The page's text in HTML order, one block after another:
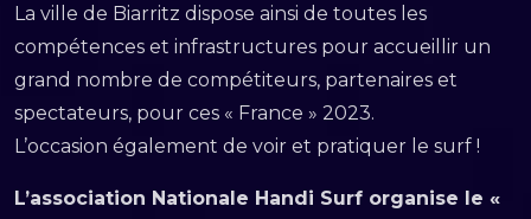
La ville de Biarritz dispose ainsi de toutes les
compétences et infrastructures pour accueillir un
grand nombre de compétiteurs, partenaires et
spectateurs, pour ces « France » 2023.
L’occasion également de voir et pratiquer le surf !
L’association Nationale Handi Surf organise le «